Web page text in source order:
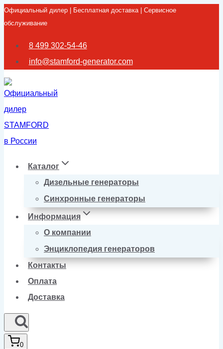
Перейти
к
содержимому
Официальный дилер | Бесплатная доставка | Сервисное
обслуживание
8 499 302-54-46
info@stamford-generator.com
Каталог
Дизельные генераторы
Синхронные генераторы
Информация
О компании
Энциклопедия генераторов
Контакты
Оплата
Доставка
0